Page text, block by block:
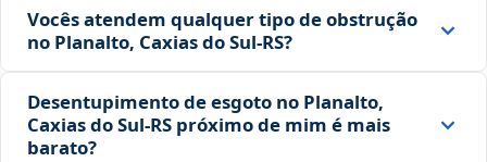
Vocês atendem qualquer tipo de obstrução
no Planalto, Caxias do Sul‑RS?
Desentupimento de esgoto no Planalto,
Caxias do Sul‑RS próximo de mim é mais
barato?